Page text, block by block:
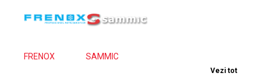
FRENOX SAMMIC
Vezi tot